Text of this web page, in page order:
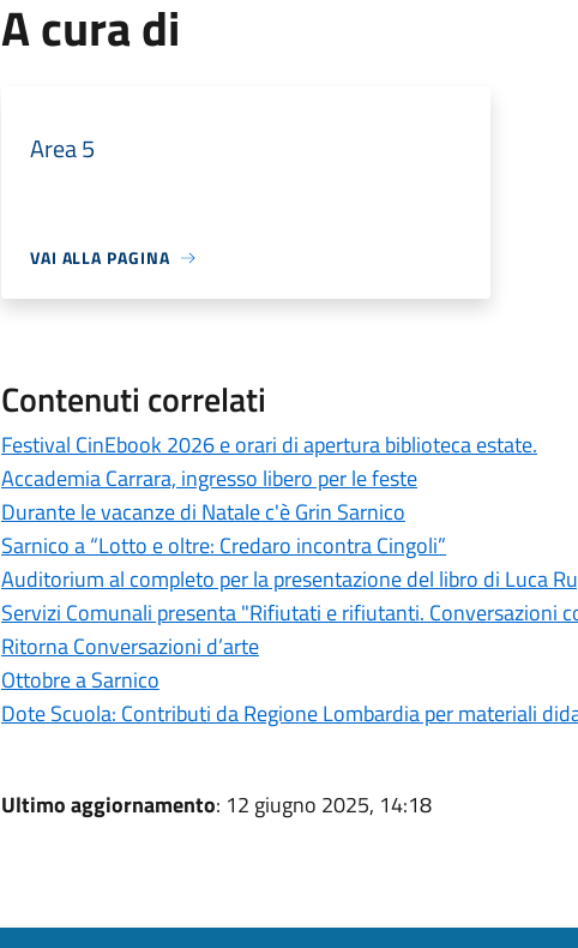
A cura di
Area 5
VAI ALLA PAGINA
Contenuti correlati
Festival CinEbook 2026 e orari di apertura biblioteca estate.
Accademia Carrara, ingresso libero per le feste
Durante le vacanze di Natale c'è Grin Sarnico
Sarnico a “Lotto e oltre: Credaro incontra Cingoli”
Auditorium al completo per la presentazione del libro di Luca
Servizi Comunali presenta "Rifiutati e rifiutanti. Conversazioni
Ritorna Conversazioni d’arte
Ottobre a Sarnico
Dote Scuola: Contributi da Regione Lombardia per materiali
Ultimo aggiornamento: 12 giugno 2025, 14:18